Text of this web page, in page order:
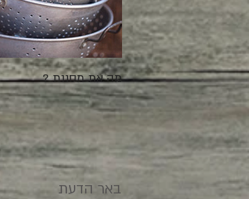
מה את מסננת ?
באר הדעת